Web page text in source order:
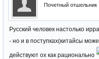
Почетный отшельник
Русский человек настолько
- но и в поступках(китайсы
действуют ох как рационально